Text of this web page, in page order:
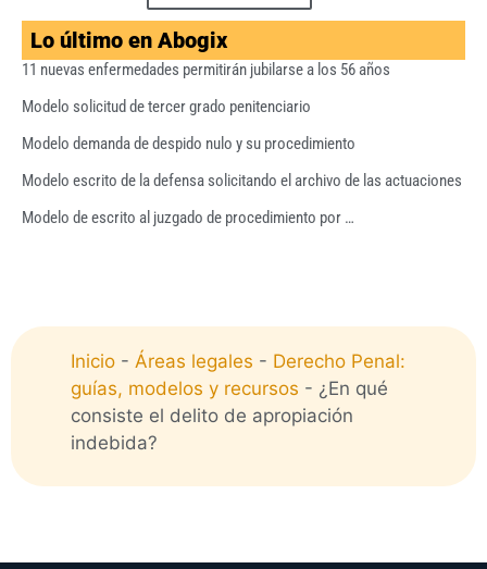
Lo último en Abogix
11 nuevas enfermedades permitirán jubilarse a los 56 años
Modelo solicitud de tercer grado penitenciario
Modelo demanda de despido nulo y su procedimiento
Modelo escrito de la defensa solicitando el archivo de las actuaciones
Modelo de escrito al juzgado de procedimiento por …
Inicio - Áreas legales - Derecho Penal:
guías, modelos y recursos - ¿En qué
consiste el delito de apropiación
indebida?